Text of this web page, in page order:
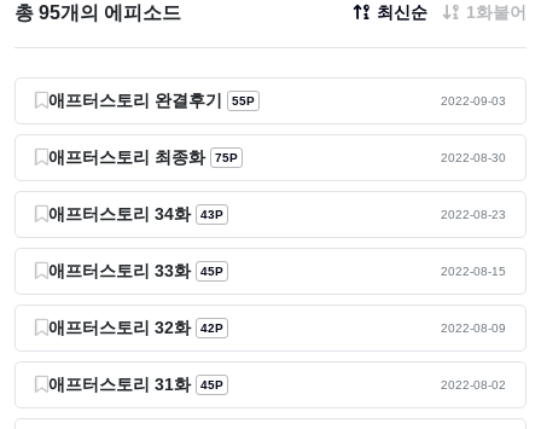
총 95개의 에피소드 최신순 1화붙어
애프터스토리 완결후기 55P 2022-09-03
애프터스토리 최종화 75P 2022-08-30
애프터스토리 34화 43P 2022-08-23
애프터스토리 33화 45P 2022-08-15
애프터스토리 32화 42P 2022-08-09
애프터스토리 31화 45P 2022-08-02